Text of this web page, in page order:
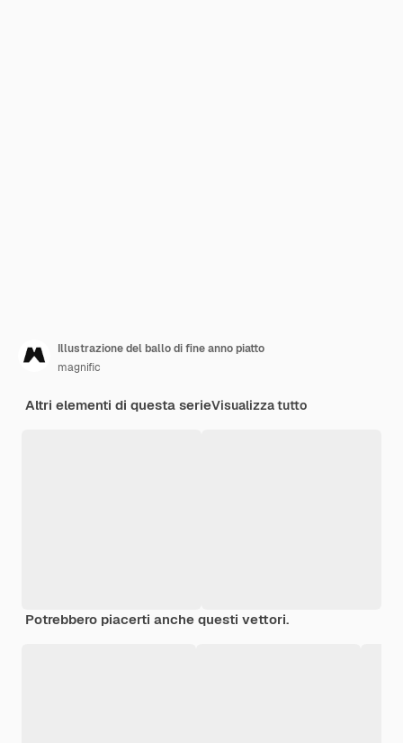
Illustrazione del ballo di fine anno piatto
magnific
Altri elementi di questa serieVisualizza tutto
Potrebbero piacerti anche questi vettori.